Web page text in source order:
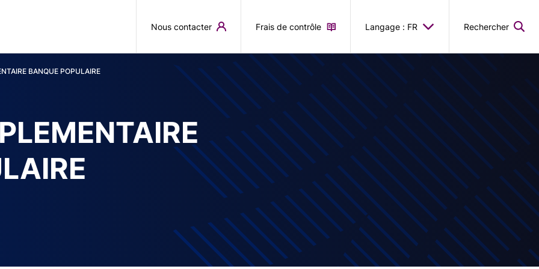
Nous contacter Frais de contrôle Langage : FR Rechercher
BANQUE POPULAIRE